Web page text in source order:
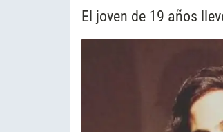
El joven de 19 años